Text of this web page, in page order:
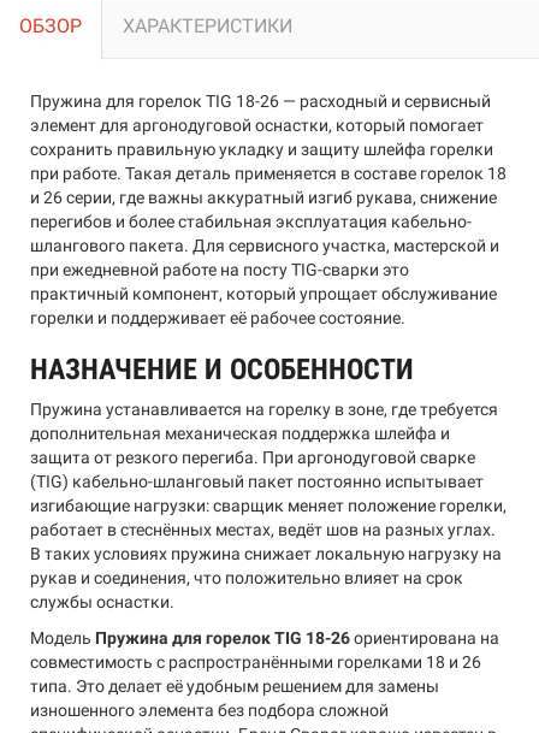
ОБЗОР ХАРАКТЕРИСТИКИ
Пружина для горелок TIG 18-26 — расходный и сервисный
элемент для аргонодуговой оснастки, который помогает
сохранить правильную укладку и защиту шлейфа горелки
при работе. Такая деталь применяется в составе горелок 18
и 26 серии, где важны аккуратный изгиб рукава, снижение
перегибов и более стабильная эксплуатация кабельно-
шлангового пакета. Для сервисного участка, мастерской и
при ежедневной работе на посту TIG-сварки это
практичный компонент, который упрощает обслуживание
горелки и поддерживает её рабочее состояние.
НАЗНАЧЕНИЕ И ОСОБЕННОСТИ
Пружина устанавливается на горелку в зоне, где требуется
дополнительная механическая поддержка шлейфа и
защита от резкого перегиба. При аргонодуговой сварке
(TIG) кабельно-шланговый пакет постоянно испытывает
изгибающие нагрузки: сварщик меняет положение горелки,
работает в стеснённых местах, ведёт шов на разных углах.
В таких условиях пружина снижает локальную нагрузку на
рукав и соединения, что положительно влияет на срок
службы оснастки.
Модель Пружина для горелок TIG 18-26ориентирована на
совместимость с распространёнными горелками 18 и 26
типа. Это делает её удобным решением для замены
изношенного элемента без подбора сложной